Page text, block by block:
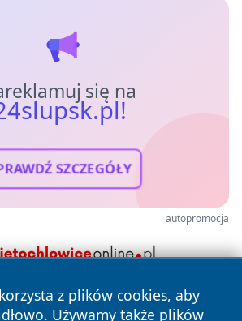
się na
SZCZEGÓŁY
autopromocja
z plików cookies, aby
Używamy także plików